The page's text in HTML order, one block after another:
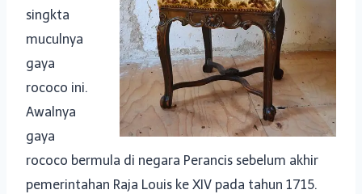
singkta
muculnya
gaya
rococo ini.
Awalnya
gaya
rococo bermula di negara Perancis sebelum akhir
pemerintahan Raja Louis ke XIV pada tahun 1715.